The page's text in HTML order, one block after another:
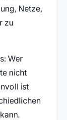
Netze,
zu
Wer
nicht
ist